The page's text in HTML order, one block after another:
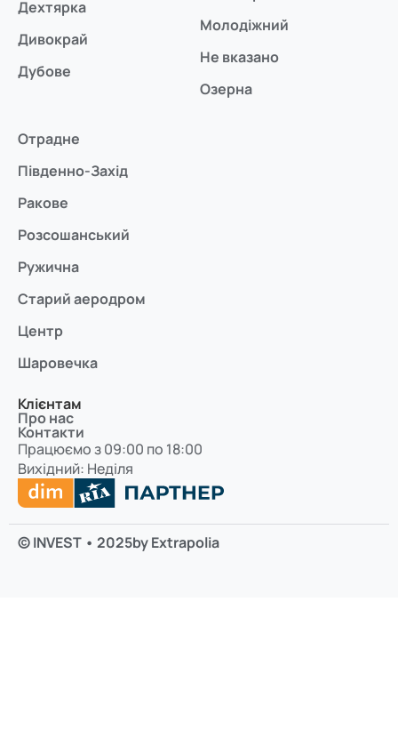
Дехтярка
Дивокрай
Дубове
Молодіжний
Не вказано
Озерна
Отрадне
Південно-Захід
Ракове
Розсошанський
Ружична
Старий аеродром
Центр
Шаровечка
Клієнтам
Про нас
Контакти
Працюємо з 09:00 по 18:00
Вихідний: Неділя
© INVEST • 2025by Extrapolia